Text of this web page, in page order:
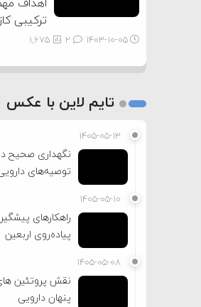
ترکیبی
۱۴۰۳-۱۰-۰۵ 1,675
تایم لاین با عکس
۱۴۰۵-۰۵-۱۳
نگهداری صحیح
توصیه‌های
۱۴۰۵-۰۵-۱۰
راهکارهای
پیاده‌روی اربعین
۱۴۰۵-۰۵-۰۸
نقش پروتئین
پنهان دارویی